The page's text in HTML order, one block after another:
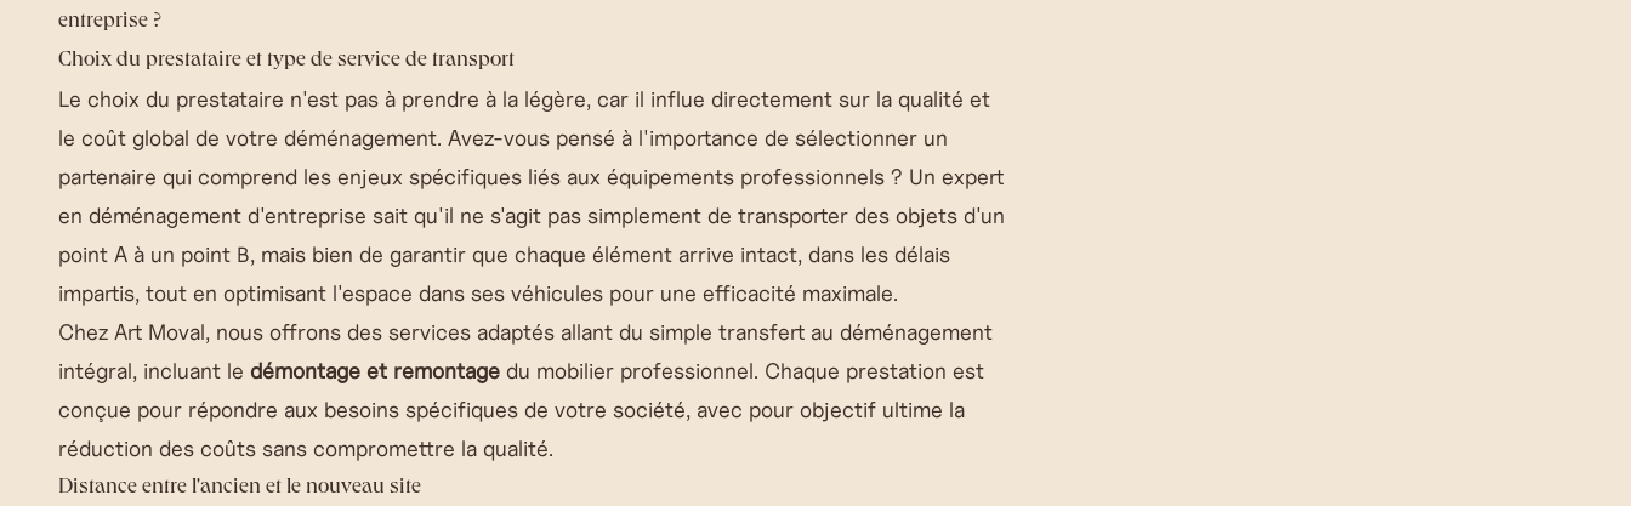
entreprise ?
Choix du prestataire et type de service de transport
Le choix du prestataire n'est pas à prendre à la légère, car il influe directement sur la qualité et
le coût global de votre déménagement. Avez-vous pensé à l'importance de sélectionner un
partenaire qui comprend les enjeux spécifiques liés aux équipements professionnels ? Un expert
en déménagement d'entreprise sait qu'il ne s'agit pas simplement de transporter des objets d'un
point A à un point B, mais bien de garantir que chaque élément arrive intact, dans les délais
impartis, tout en optimisant l'espace dans ses véhicules pour une efficacité maximale.
Chez Art Moval, nous offrons des services adaptés allant du simple transfert au déménagement
intégral, incluant le démontage et remontage du mobilier professionnel. Chaque prestation est
conçue pour répondre aux besoins spécifiques de votre société, avec pour objectif ultime la
réduction des coûts sans compromettre la qualité.
Distance entre l'ancien et le nouveau site